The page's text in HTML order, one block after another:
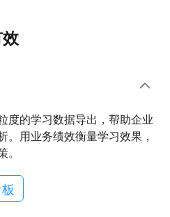
度的学习数据导出，帮助企业
。用业务绩效衡量学习效果，